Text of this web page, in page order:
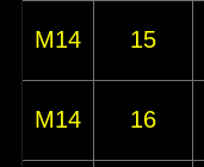
M14 15
M14 16